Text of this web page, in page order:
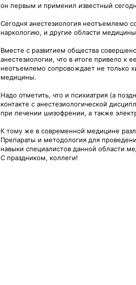
он первым и применил известный
Сегодня анестезиология неотъемлемо
наркологию, и другие области
Вместе с развитием общества
анестезиологии, что в итоге привело к
неотъемлемо сопровождает не только
медицины.
Надо отметить, что и психиатрия (а
контакте с анестезиологической
при лечении шизофрении, а также
К тому же в современной медицине
Препараты и методология для
навыки специалистов данной области
С праздником, коллеги!